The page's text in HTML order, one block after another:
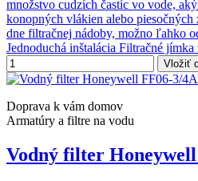
množstvo cudzích častíc vo vode,
konopných vlákien alebo piesočných
dne filtračnej nádoby, možno ľahko
Jednoduchá inštalácia Filtračné jímka
Vložiť
Doprava k vám domov
Armatúry a filtre na vodu
Vodný filter